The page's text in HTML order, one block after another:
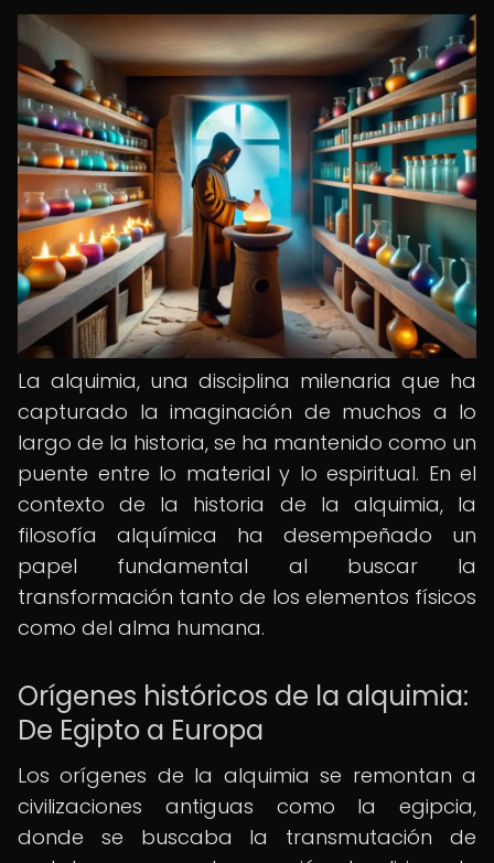
La alquimia, una disciplina milenaria que ha
capturado la imaginación de muchos a lo
largo de la historia, se ha mantenido como un
puente entre lo material y lo espiritual. En el
contexto de la historia de la alquimia, la
filosofía alquímica ha desempeñado un
papel fundamental al buscar la
transformación tanto de los elementos físicos
como del alma humana.
Orígenes históricos de la alquimia:
De Egipto a Europa
Los orígenes de la alquimia se remontan a
civilizaciones antiguas como la egipcia,
donde se buscaba la transmutación de